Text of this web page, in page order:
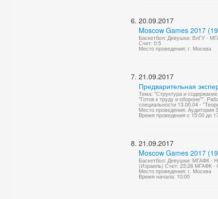
20.09.2017
Moscow Games 2017
Баскетбол: Девушки: ВлГУ -
Счет: 0:5
Место проведения: г. Москва
21.09.2017
Предварительная
Тема: "Структура и
"Готов к труду и обороне"".
специальности 13.00.04 -
Место проведения: Аудитория
Время проведения с 15:00 до
21.09.2017
Moscow Games 2017
Баскетбол: Девушки: МГАФК -
(Израиль) Счет: 23:26 МГАФК -
Место проведения: г. Москва
Время начала: 10:00